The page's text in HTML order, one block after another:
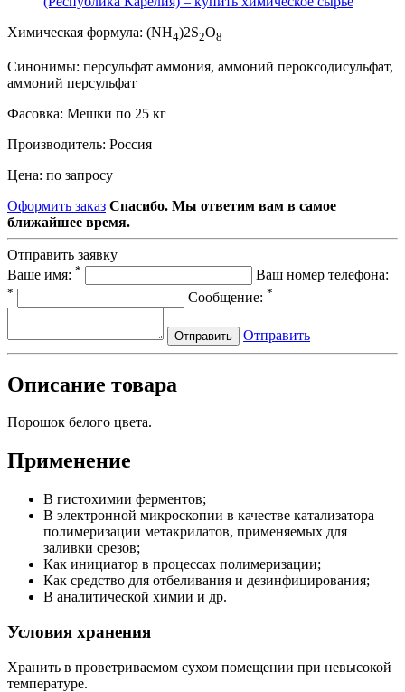
Химическая формула: (NH4)2S2O8
Синонимы: персульфат аммония, аммоний пероксодисульфат,
аммоний персульфат
Фасовка: Мешки по 25 кг
Производитель: Россия
Цена: по запросу
Оформить заказ Спасибо. Мы ответим вам в самое
ближайшее время.
Отправить заявку
Ваше имя: * Ваш номер телефона:
* Сообщение: *
Отправить Отправить
Описание товара
Порошок белого цвета.
Применение
В гистохимии ферментов;
В электронной микроскопии в качестве катализатора
полимеризации метакрилатов, применяемых для
заливки срезов;
Как инициатор в процессах полимеризации;
Как средство для отбеливания и дезинфицирования;
В аналитической химии и др.
Условия хранения
Хранить в проветриваемом сухом помещении при невысокой
температуре.